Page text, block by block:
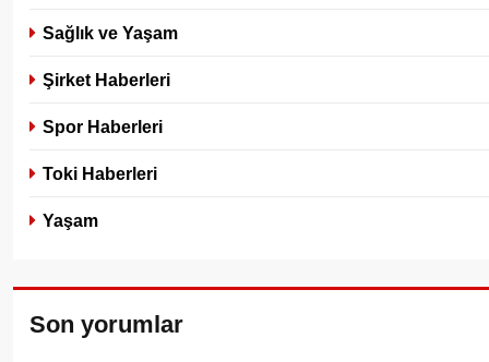
Sağlık ve Yaşam
Şirket Haberleri
Spor Haberleri
Toki Haberleri
Yaşam
Son yorumlar